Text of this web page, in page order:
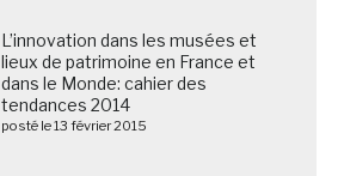
L’innovation dans les musées et
lieux de patrimoine en France et
dans le Monde: cahier des
tendances 2014
posté le 13 février 2015